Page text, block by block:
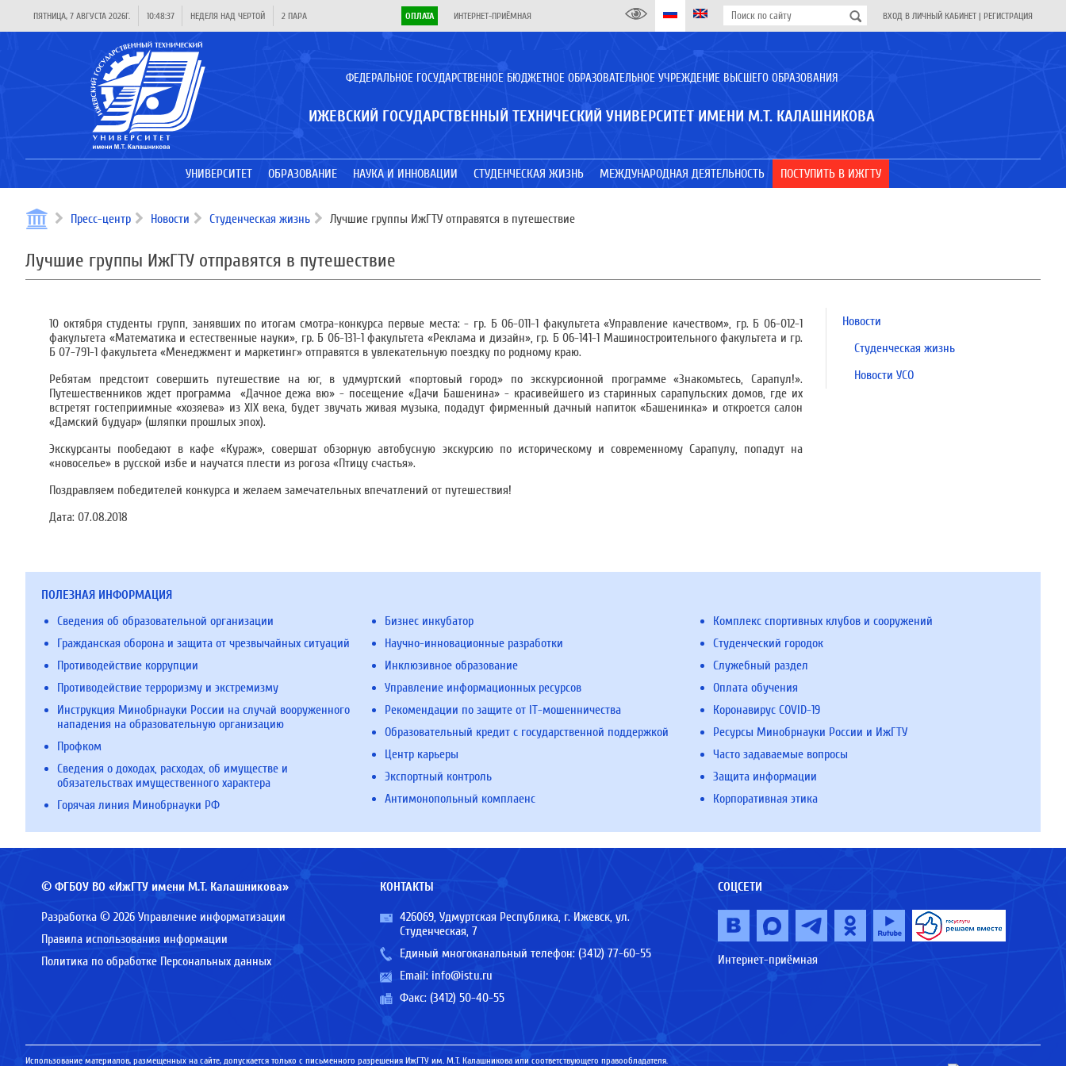
ПЯТНИЦА, 7 АВГУСТА 2026Г. 10:48:37 НЕДЕЛЯ НАД ЧЕРТОЙ 2 ПАРА ОПЛАТА ИНТЕРНЕТ-ПРИЁМНАЯ ВХОД В ЛИЧНЫЙ КАБИНЕТ | РЕГИСТРАЦИЯ
ФЕДЕРАЛЬНОЕ ГОСУДАРСТВЕННОЕ БЮДЖЕТНОЕ ОБРАЗОВАТЕЛЬНОЕ УЧРЕЖДЕНИЕ ВЫСШЕГО ОБРАЗОВАНИЯ
ИЖЕВСКИЙ ГОСУДАРСТВЕННЫЙ ТЕХНИЧЕСКИЙ УНИВЕРСИТЕТ ИМЕНИ М.Т. КАЛАШНИКОВА
УНИВЕРСИТЕТ ОБРАЗОВАНИЕ НАУКА И ИННОВАЦИИ СТУДЕНЧЕСКАЯ ЖИЗНЬ МЕЖДУНАРОДНАЯ ДЕЯТЕЛЬНОСТЬ ПОСТУПИТЬ В ИЖГТУ
Пресс-центр Новости Студенческая жизнь Лучшие группы ИжГТУ отправятся в путешествие
Лучшие группы ИжГТУ отправятся в путешествие
10 октября студенты групп, занявших по итогам смотра-конкурса первые места: - гр. Б 06-011-1 факультета «Управление качеством», гр. Б 06-012-1
факультета «Математика и естественные науки», гр. Б 06-131-1 факультета «Реклама и дизайн», гр. Б 06-141-1 Машиностроительного факультета и гр.
Б 07-791-1 факультета «Менеджмент и маркетинг» отправятся в увлекательную поездку по родному краю.
Ребятам предстоит совершить путешествие на юг, в удмуртский «портовый город» по экскурсионной программе «Знакомьтесь, Сарапул!».
Путешественников ждет программа «Дачное дежа вю» - посещение «Дачи Башенина» - красивейшего из старинных сарапульских домов, где их
встретят гостеприимные «хозяева» из ХIХ века, будет звучать живая музыка, подадут фирменный дачный напиток «Башенинка» и откроется салон
«Дамский будуар» (шляпки прошлых эпох).
Экскурсанты пообедают в кафе «Кураж», совершат обзорную автобусную экскурсию по историческому и современному Сарапулу, попадут на
«новоселье» в русской избе и научатся плести из рогоза «Птицу счастья».
Поздравляем победителей конкурса и желаем замечательных впечатлений от путешествия!
Дата: 07.08.2018
Новости
Студенческая жизнь
Новости УСО
ПОЛЕЗНАЯ ИНФОРМАЦИЯ
Сведения об образовательной организации
Гражданская оборона и защита от чрезвычайных ситуаций
Противодействие коррупции
Противодействие терроризму и экстремизму
Инструкция Минобрнауки России на случай вооруженного
нападения на образовательную организацию
Профком
Сведения о доходах, расходах, об имуществе и
обязательствах имущественного характера
Горячая линия Минобрнауки РФ
Бизнес инкубатор
Научно-инновационные разработки
Инклюзивное образование
Управление информационных ресурсов
Рекомендации по защите от IT-мошенничества
Образовательный кредит с государственной поддержкой
Центр карьеры
Экспортный контроль
Антимонопольный комплаенс
Комплекс спортивных клубов и сооружений
Студенческий городок
Служебный раздел
Оплата обучения
Коронавирус COVID-19
Ресурсы Минобрнауки России и ИжГТУ
Часто задаваемые вопросы
Защита информации
Корпоративная этика
© ФГБОУ ВО «ИжГТУ имени М.Т. Калашникова»
Разработка © 2026 Управление информатизации
Правила использования информации
Политика по обработке Персональных данных
КОНТАКТЫ
426069, Удмуртская Республика, г. Ижевск, ул.
Студенческая, 7
Единый многоканальный телефон: (3412) 77-60-55
Email: info@istu.ru
Факс: (3412) 50-40-55
СОЦСЕТИ
Интернет-приёмная
Использование материалов, размещенных на сайте, допускается только с письменного разрешения ИжГТУ им. М.Т. Калашникова или соответствующего правообладателя.